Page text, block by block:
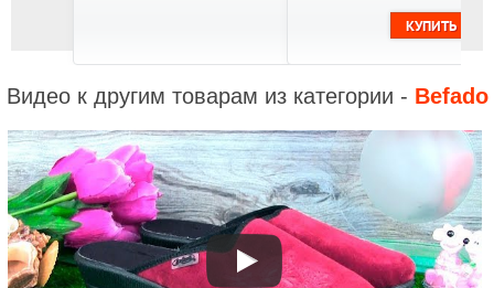
Видео к другим товарам из категории - Befado